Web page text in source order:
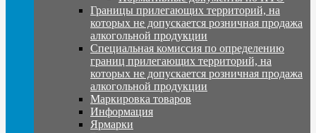
Границы прилегающих территорий, на
которых не допускается розничная продажа
алкогольной продукции
Специальная комиссия по определению
границ прилегающих территорий, на
которых не допускается розничная продажа
алкогольной продукции
Маркировка товаров
Информация
Ярмарки